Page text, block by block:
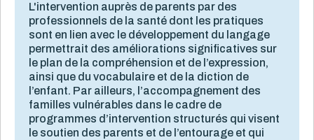
L'intervention auprès de parents par des
professionnels de la santé dont les pratiques
sont en lien avec le développement du langage
permettrait des améliorations significatives sur
le plan de la compréhension et de l’expression,
ainsi que du vocabulaire et de la diction de
l’enfant. Par ailleurs, l’accompagnement des
familles vulnérables dans le cadre de
programmes d’intervention structurés qui visent
le soutien des parents et de l’entourage et qui